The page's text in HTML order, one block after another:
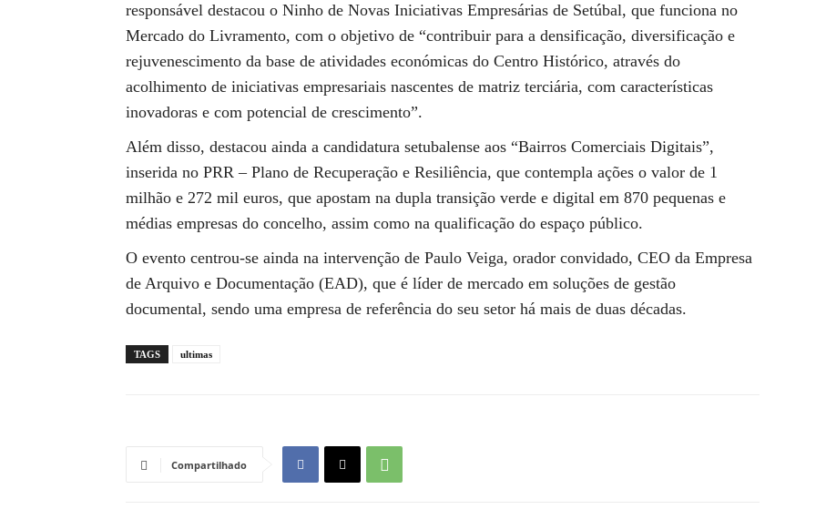
responsável destacou o Ninho de Novas Iniciativas Empresárias de Setúbal, que funciona no
Mercado do Livramento, com o objetivo de “contribuir para a densificação, diversificação e
rejuvenescimento da base de atividades económicas do Centro Histórico, através do
acolhimento de iniciativas empresariais nascentes de matriz terciária, com características
inovadoras e com potencial de crescimento”.
Além disso, destacou ainda a candidatura setubalense aos “Bairros Comerciais Digitais”,
inserida no PRR – Plano de Recuperação e Resiliência, que contempla ações o valor de 1
milhão e 272 mil euros, que apostam na dupla transição verde e digital em 870 pequenas e
médias empresas do concelho, assim como na qualificação do espaço público.
O evento centrou-se ainda na intervenção de Paulo Veiga, orador convidado, CEO da Empresa
de Arquivo e Documentação (EAD), que é líder de mercado em soluções de gestão
documental, sendo uma empresa de referência do seu setor há mais de duas décadas.
TAGS ultimas
Compartilhado